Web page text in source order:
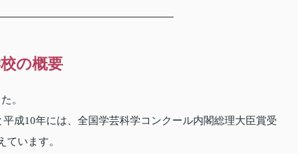
の概要
。
成10年には、全国学芸科学コンクール内閣総理大臣賞受
います。